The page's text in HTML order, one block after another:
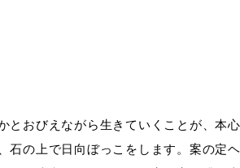
とおびえながら生きていくことが、本
石の上で日向ぼっこをします。案の定